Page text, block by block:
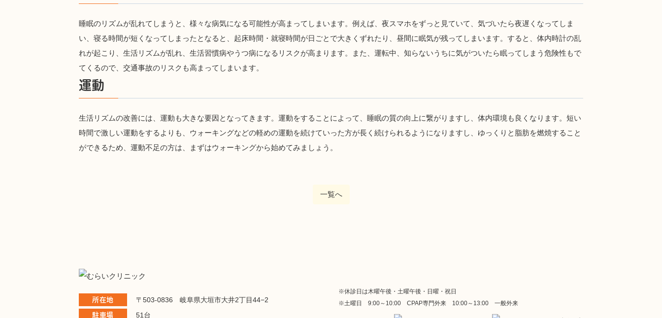
睡眠のリズムが乱れてしまうと、様々な病気になる可能性が高まってしまいます。例えば、夜スマホをずっと見ていて、気づいたら夜遅くなってしま
い、寝る時間が短くなってしまったとなると、起床時間・就寝時間が日ごとで大きくずれたり、昼間に眠気が残ってしまいます。すると、体内時計の乱
れが起こり、生活リズムが乱れ、生活習慣病やうつ病になるリスクが高まります。また、運転中、知らないうちに気がついたら眠ってしまう危険性もで
てくるので、交通事故のリスクも高まってしまいます。
運動
生活リズムの改善には、運動も大きな要因となってきます。運動をすることによって、睡眠の質の向上に繋がりますし、体内環境も良くなります。短い
時間で激しい運動をするよりも、ウォーキングなどの軽めの運動を続けていった方が長く続けられるようになりますし、ゆっくりと脂肪を燃焼すること
ができるため、運動不足の方は、まずはウォーキングから始めてみましょう。
一覧へ
所在地 〒503-0836 岐阜県大垣市大井2丁目44−2
駐車場 51台
※休診日は木曜午後・土曜午後・日曜・祝日
※土曜日 9:00～10:00 CPAP専門外来 10:00～13:00 一般外来